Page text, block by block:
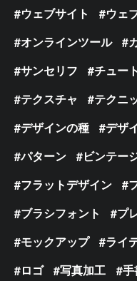
ウェブサイト
ウェ
オンラインツール
サンセリフ
チュー
テクスチャ
テクニ
デザインの種
デザ
パターン
ビンテー
フラットデザイン
ブラシフォント
プ
モックアップ
ライ
ロゴ
写真加工 手